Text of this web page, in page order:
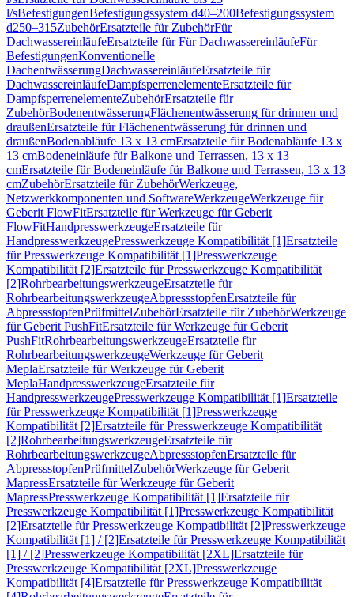
l/sBefestigungenBefestigungssystem d40–200Befestigungssystem
d250–315ZubehörErsatzteile für ZubehörFür
DachwassereinläufeErsatzteile für Für DachwassereinläufeFür
BefestigungenKonventionelle
DachentwässerungDachwassereinläufeErsatzteile für
DachwassereinläufeDampfsperrenelementeErsatzteile für
DampfsperrenelementeZubehörErsatzteile für
ZubehörBodenentwässerungFlächenentwässerung für drinnen und
draußenErsatzteile für Flächenentwässerung für drinnen und
draußenBodenabläufe 13 x 13 cmErsatzteile für Bodenabläufe 13 x
13 cmBodeneinläufe für Balkone und Terrassen, 13 x 13
cmErsatzteile für Bodeneinläufe für Balkone und Terrassen, 13 x 13
cmZubehörErsatzteile für ZubehörWerkzeuge,
Netzwerkkomponenten und SoftwareWerkzeugeWerkzeuge für
Geberit FlowFitErsatzteile für Werkzeuge für Geberit
FlowFitHandpresswerkzeugeErsatzteile für
HandpresswerkzeugePresswerkzeuge Kompatibilität [1]Ersatzteile
für Presswerkzeuge Kompatibilität [1]Presswerkzeuge
Kompatibilität [2]Ersatzteile für Presswerkzeuge Kompatibilität
[2]RohrbearbeitungswerkzeugeErsatzteile für
RohrbearbeitungswerkzeugeAbpressstopfenErsatzteile für
AbpressstopfenPrüfmittelZubehörErsatzteile für ZubehörWerkzeuge
für Geberit PushFitErsatzteile für Werkzeuge für Geberit
PushFitRohrbearbeitungswerkzeugeErsatzteile für
RohrbearbeitungswerkzeugeWerkzeuge für Geberit
MeplaErsatzteile für Werkzeuge für Geberit
MeplaHandpresswerkzeugeErsatzteile für
HandpresswerkzeugePresswerkzeuge Kompatibilität [1]Ersatzteile
für Presswerkzeuge Kompatibilität [1]Presswerkzeuge
Kompatibilität [2]Ersatzteile für Presswerkzeuge Kompatibilität
[2]RohrbearbeitungswerkzeugeErsatzteile für
RohrbearbeitungswerkzeugeAbpressstopfenErsatzteile für
AbpressstopfenPrüfmittelZubehörWerkzeuge für Geberit
MapressErsatzteile für Werkzeuge für Geberit
MapressPresswerkzeuge Kompatibilität [1]Ersatzteile für
Presswerkzeuge Kompatibilität [1]Presswerkzeuge Kompatibilität
[2]Ersatzteile für Presswerkzeuge Kompatibilität [2]Presswerkzeuge
Kompatibilität [1] / [2]Ersatzteile für Presswerkzeuge Kompatibilität
[1] / [2]Presswerkzeuge Kompatibilität [2XL]Ersatzteile für
Presswerkzeuge Kompatibilität [2XL]Presswerkzeuge
Kompatibilität [4]Ersatzteile für Presswerkzeuge Kompatibilität